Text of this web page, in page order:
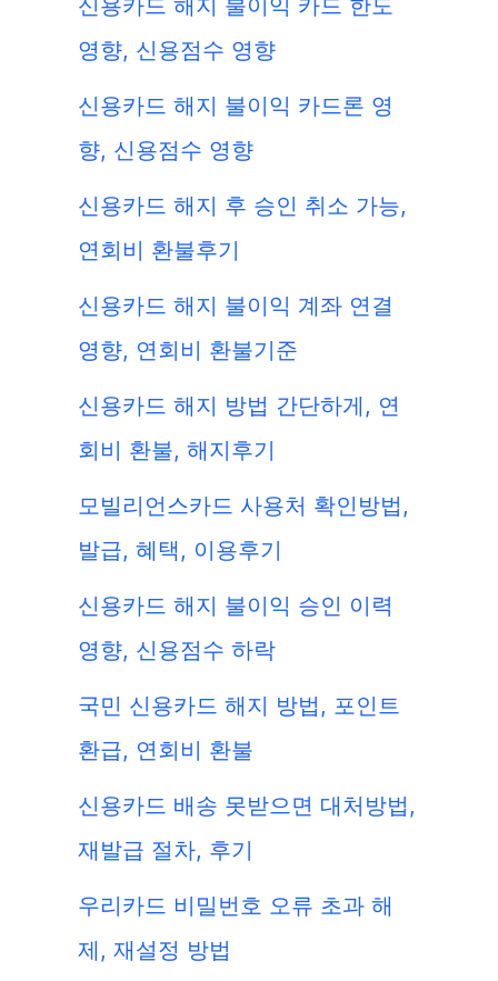
신용카드 해지 불이익 카드 한도
영향, 신용점수 영향
신용카드 해지 불이익 카드론 영
향, 신용점수 영향
신용카드 해지 후 승인 취소 가능,
연회비 환불후기
신용카드 해지 불이익 계좌 연결
영향, 연회비 환불기준
신용카드 해지 방법 간단하게, 연
회비 환불, 해지후기
모빌리언스카드 사용처 확인방법,
발급, 혜택, 이용후기
신용카드 해지 불이익 승인 이력
영향, 신용점수 하락
국민 신용카드 해지 방법, 포인트
환급, 연회비 환불
신용카드 배송 못받으면 대처방법,
재발급 절차, 후기
우리카드 비밀번호 오류 초과 해
제, 재설정 방법